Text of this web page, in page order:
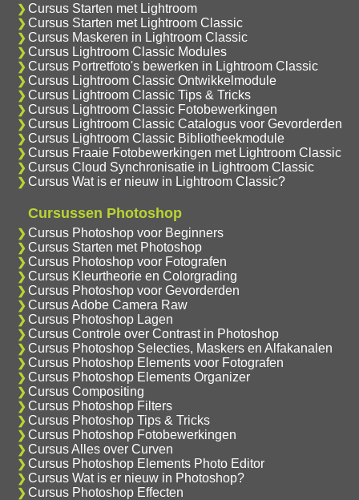
Cursus Starten met Lightroom
Cursus Starten met Lightroom Classic
Cursus Maskeren in Lightroom Classic
Cursus Lightroom Classic Modules
Cursus Portretfoto's bewerken in Lightroom Classic
Cursus Lightroom Classic Ontwikkelmodule
Cursus Lightroom Classic Tips & Tricks
Cursus Lightroom Classic Fotobewerkingen
Cursus Lightroom Classic Catalogus voor Gevorderden
Cursus Lightroom Classic Bibliotheekmodule
Cursus Fraaie Fotobewerkingen met Lightroom Classic
Cursus Cloud Synchronisatie in Lightroom Classic
Cursus Wat is er nieuw in Lightroom Classic?
Cursussen Photoshop
Cursus Photoshop voor Beginners
Cursus Starten met Photoshop
Cursus Photoshop voor Fotografen
Cursus Kleurtheorie en Colorgrading
Cursus Photoshop voor Gevorderden
Cursus Adobe Camera Raw
Cursus Photoshop Lagen
Cursus Controle over Contrast in Photoshop
Cursus Photoshop Selecties, Maskers en Alfakanalen
Cursus Photoshop Elements voor Fotografen
Cursus Photoshop Elements Organizer
Cursus Compositing
Cursus Photoshop Filters
Cursus Photoshop Tips & Tricks
Cursus Photoshop Fotobewerkingen
Cursus Alles over Curven
Cursus Photoshop Elements Photo Editor
Cursus Wat is er nieuw in Photoshop?
Cursus Photoshop Effecten